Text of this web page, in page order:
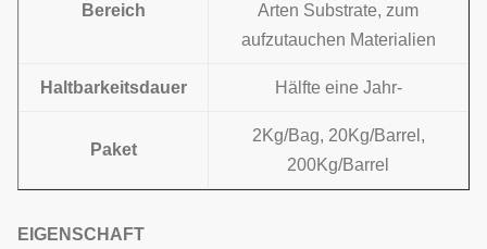
Bereich
Arten Substrate, zum
aufzutauchen Materialien
Haltbarkeitsdauer Hälfte eine Jahr-
Paket
2Kg/Bag, 20Kg/Barrel,
200Kg/Barrel
EIGENSCHAFT